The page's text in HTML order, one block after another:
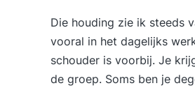
Die houding zie ik steeds
vooral in het dagelijks
schouder is voorbij. Je
de groep. Soms ben je